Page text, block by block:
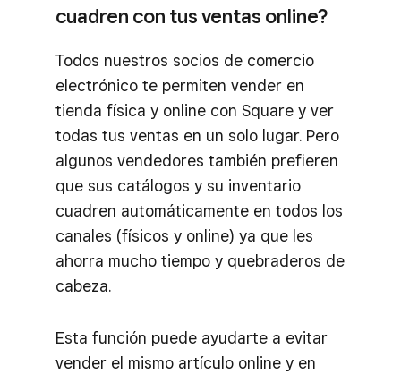
cuadren con tus ventas online?
Todos nuestros socios de comercio
electrónico te permiten vender en
tienda física y online con Square y ver
todas tus ventas en un solo lugar. Pero
algunos vendedores también prefieren
que sus catálogos y su inventario
cuadren automáticamente en todos los
canales (físicos y online) ya que les
ahorra mucho tiempo y quebraderos de
cabeza.
Esta función puede ayudarte a evitar
vender el mismo artículo online y en